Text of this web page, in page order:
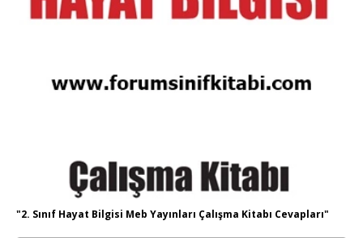
"2. Sınıf Hayat Bilgisi Meb Yayınları Çalışma Kitabı Cevapları"